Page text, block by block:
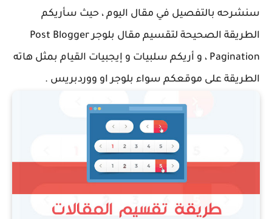
سنشرحه بالتفصيل في مقال اليوم ، حيث سأريكم
الطريقة الصحيحة لتقسيم مقال بلوجر Post Blogger
Pagination ، و أريكم سلبيات و إيجبيات القيام بمثل هاته
الطريقة على موقعكم سواء بلوجر او ووردبريس .